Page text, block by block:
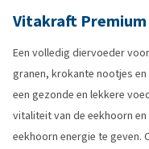
Vitakraft
Een volledig diervoeder
granen, krokante nootjes
een gezonde en lekkere
vitaliteit van de eekhoorn
eekhoorn energie te